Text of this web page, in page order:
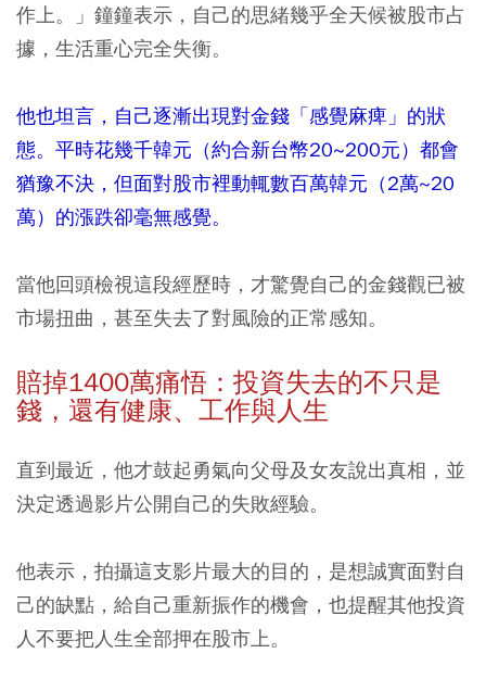
作上。」鐘鐘表示，自己的思緒幾乎全天候被股市占
據，生活重心完全失衡。
他也坦言，自己逐漸出現對金錢「感覺麻痺」的狀
態。平時花幾千韓元（約合新台幣20~200元）都會
猶豫不決，但面對股市裡動輒數百萬韓元（2萬~20
萬）的漲跌卻毫無感覺。
當他回頭檢視這段經歷時，才驚覺自己的金錢觀已被
市場扭曲，甚至失去了對風險的正常感知。
賠掉1400萬痛悟：投資失去的不只是
錢，還有健康、工作與人生
直到最近，他才鼓起勇氣向父母及女友說出真相，並
決定透過影片公開自己的失敗經驗。
他表示，拍攝這支影片最大的目的，是想誠實面對自
己的缺點，給自己重新振作的機會，也提醒其他投資
人不要把人生全部押在股市上。